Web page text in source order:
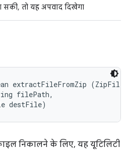
सकी, तो यह अपवाद दिखेगा
extractFileFromZip
filePath,
destFile)
निकालने के लिए, यह यूटिलिटी